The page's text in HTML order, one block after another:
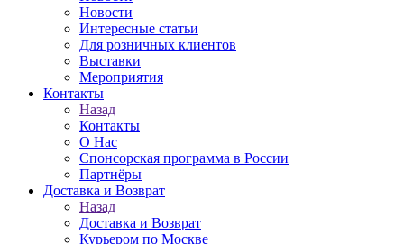
Новости
Интересные статьи
Для розничных клиентов
Выставки
Мероприятия
Контакты
Назад
Контакты
О Нас
Спонсорская программа в России
Партнёры
Доставка и Возврат
Назад
Доставка и Возврат
Курьером по Москве